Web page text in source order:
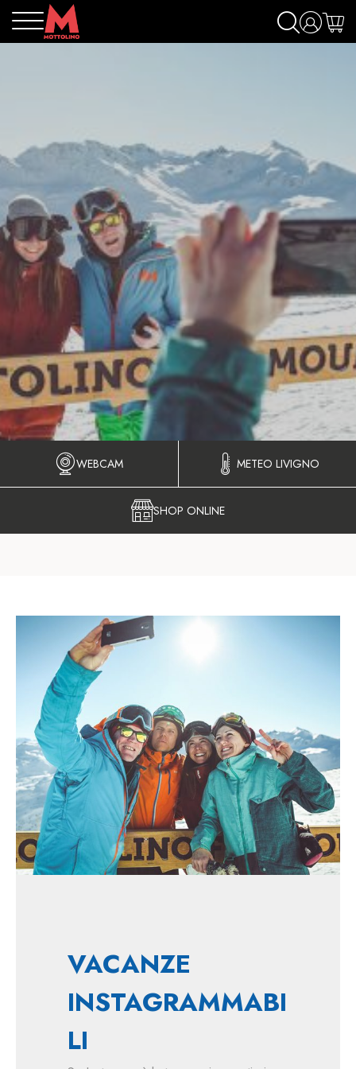
WEBCAM METEO LIVIGNO
SHOP ONLINE
VACANZE
INSTAGRAMMABI
LI